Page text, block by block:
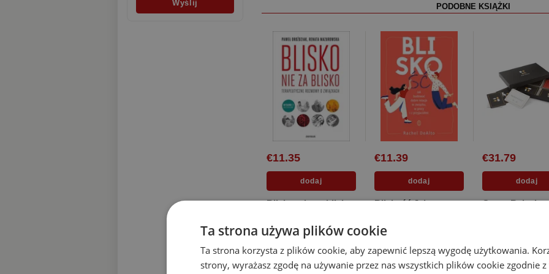
PODOBNE KSIĄŻKI
€11.35
Blisko, nie za blisko
rozmowy o
związkach [Miękka]
Renata Mazurowska, Paweł Droździak
€11.39
Bliskość Jak
relacje w związku, w
pracy i z p...
[Miękka]
Rachel DeAlto
€31.79
Gra w Relacje
Ta strona używa plików cookie
Ta strona korzysta z plików cookie, aby zapewnić lepszą wygodę użytkowania.
strony, wyrażasz zgodę na używanie przez nas wszystkich plików cookie zgodnie